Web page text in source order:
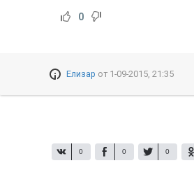
0
Елизар от 1-09-2015, 21:35
0 0 0